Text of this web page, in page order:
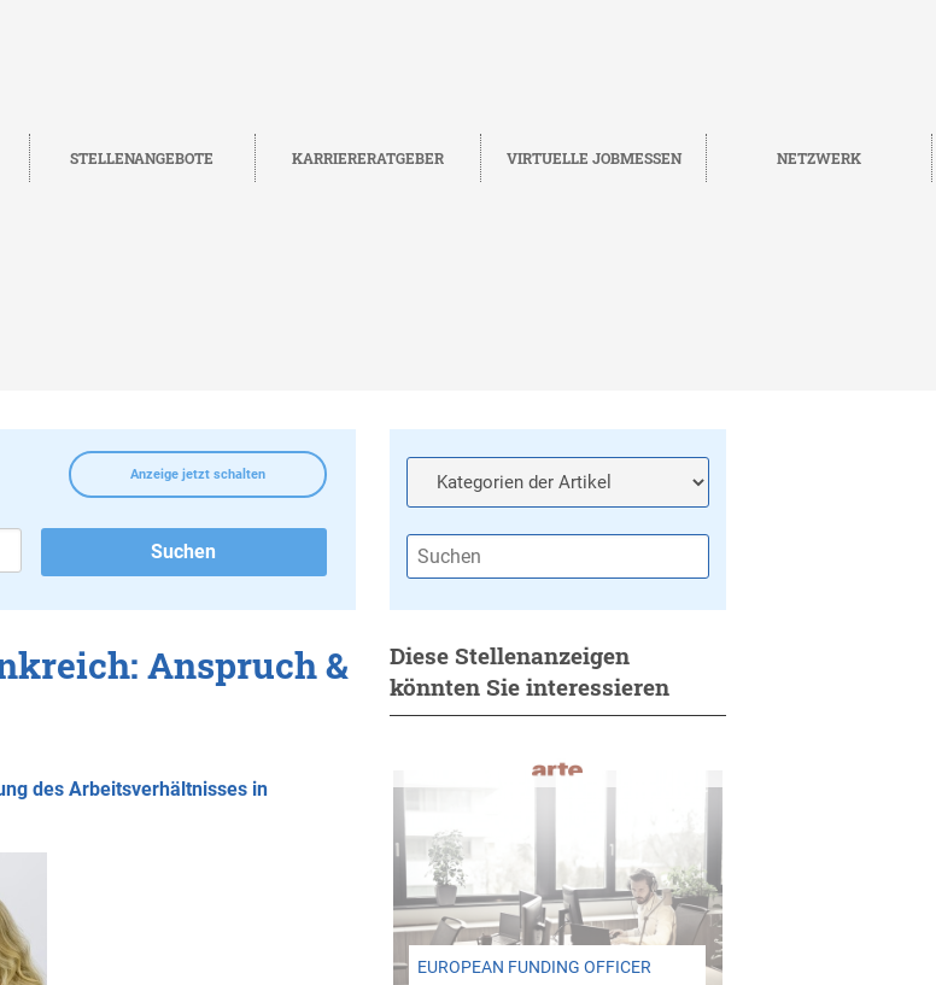
STELLENANGEBOTE KARRIERERATGEBER VIRTUELLE JOBMESSEN NETZWERK
Anzeige jetzt schalten
Anspruch &
des Arbeitsverhältnisses in
Diese Stellenanzeigen
könnten Sie interessieren
EUROPEAN FUNDING OFFICER